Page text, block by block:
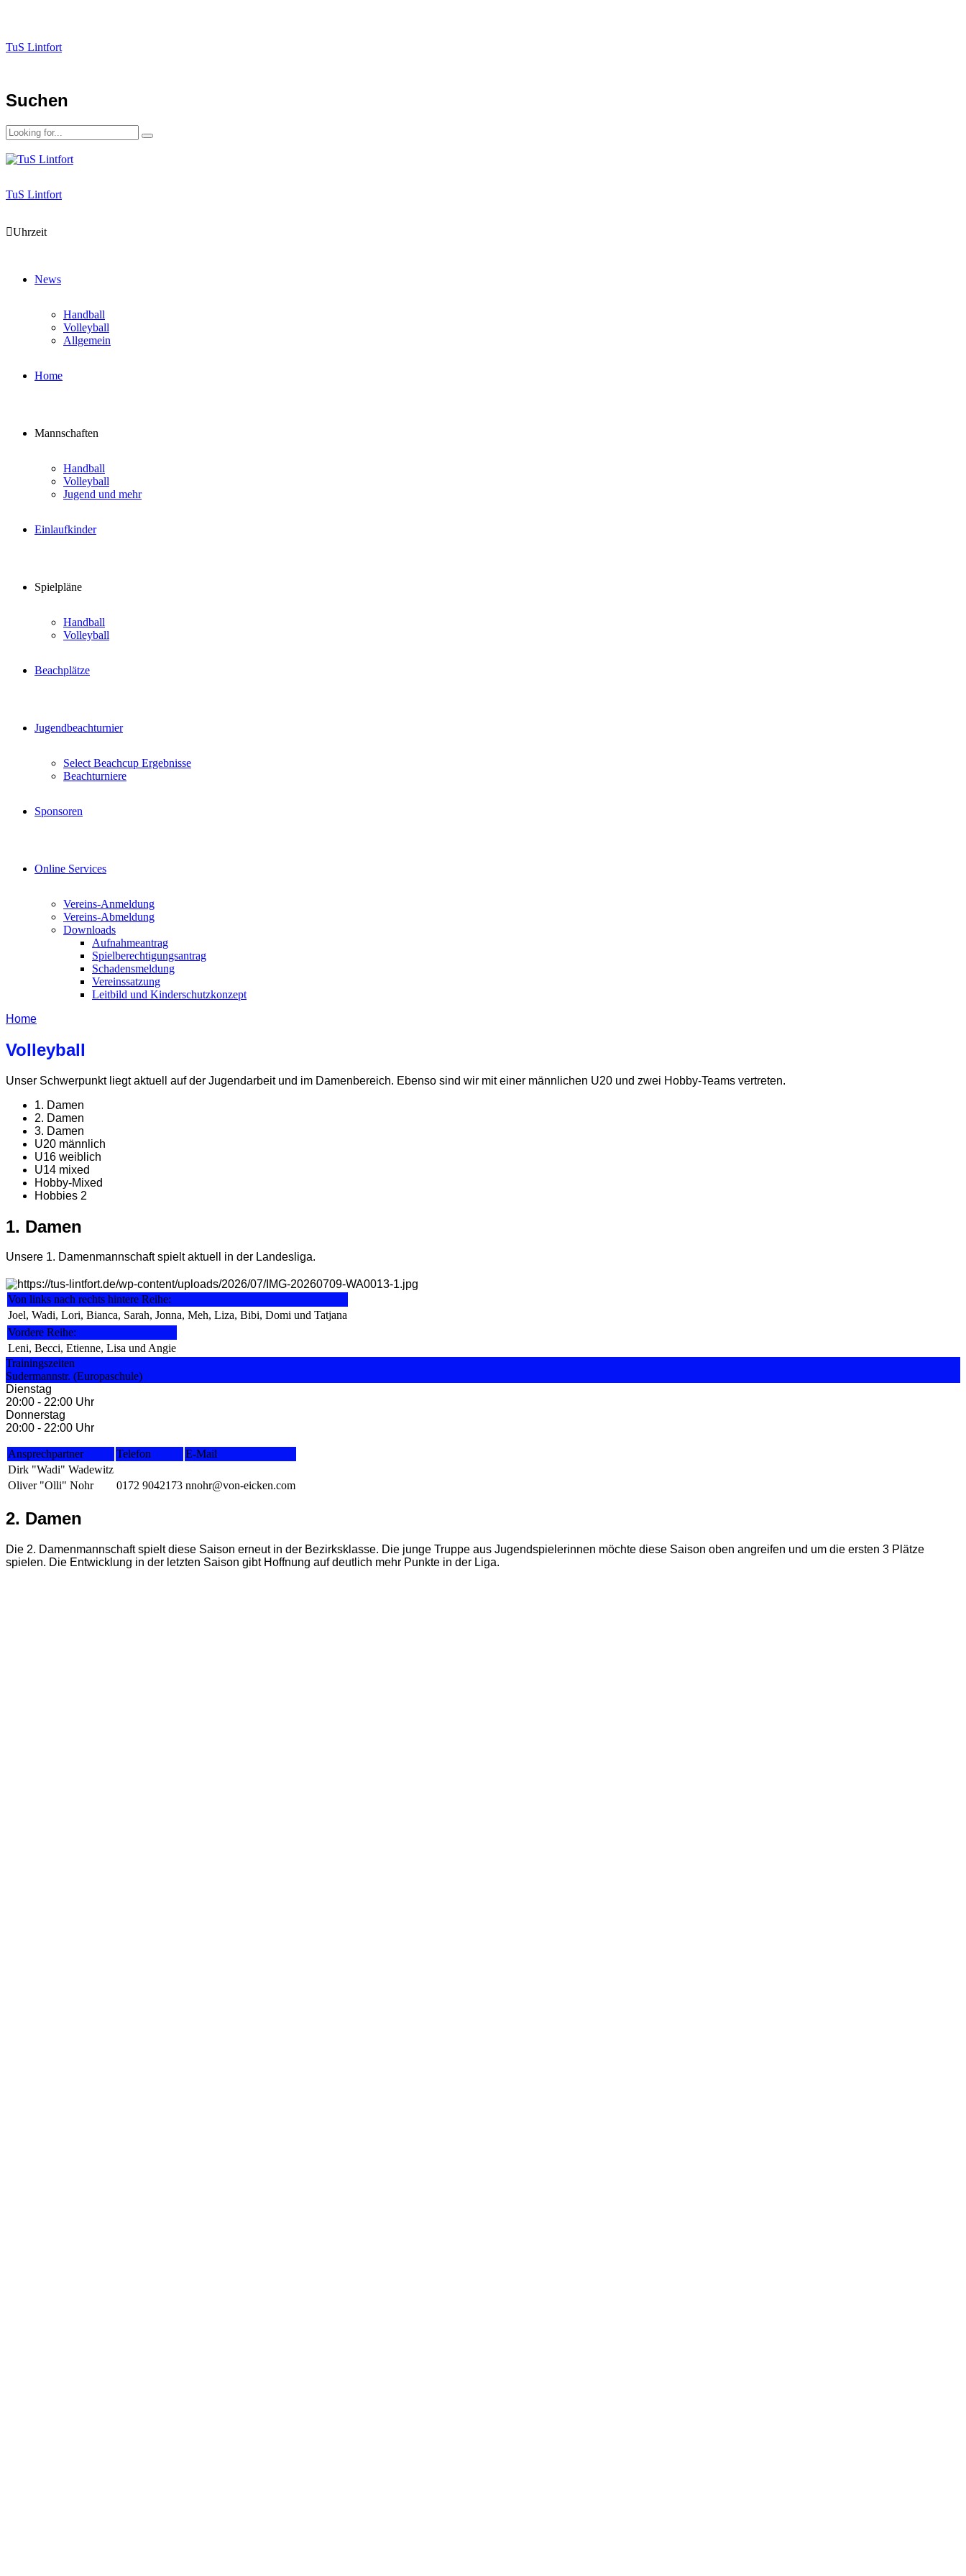
TuS Lintfort
Suchen
TuS Lintfort
Uhrzeit
News
Handball
Volleyball
Allgemein
Home
Mannschaften
Handball
Volleyball
Jugend und mehr
Einlaufkinder
Spielpläne
Handball
Volleyball
Beachplätze
Jugendbeachturnier
Select Beachcup Ergebnisse
Beachturniere
Sponsoren
Online Services
Vereins-Anmeldung
Vereins-Abmeldung
Downloads
Aufnahmeantrag
Spielberechtigungsantrag
Schadensmeldung
Vereinssatzung
Leitbild und Kinderschutzkonzept
Home
Volleyball
Unser Schwerpunkt liegt aktuell auf der Jugendarbeit und im Damenbereich. Ebenso sind wir mit einer männlichen U20 und zwei Hobby-Teams vertreten.
1. Damen
2. Damen
3. Damen
U20 männlich
U16 weiblich
U14 mixed
Hobby-Mixed
Hobbies 2
1. Damen
Unsere 1. Damenmannschaft spielt aktuell in der Landesliga.
Von links nach rechts hintere Reihe:
Joel, Wadi, Lori, Bianca, Sarah, Jonna, Meh, Liza, Bibi, Domi und Tatjana
Vordere Reihe:
Leni, Becci, Etienne, Lisa und Angie
Trainingszeiten
Sudermannstr. (Europaschule)
Dienstag
20:00 - 22:00 Uhr
Donnerstag
20:00 - 22:00 Uhr
Ansprechpartner Telefon
E-Mail
Dirk "Wadi" Wadewitz
Oliver "Olli" Nohr
0172 9042173 nnohr@von-eicken.com
2. Damen
Die 2. Damenmannschaft spielt diese Saison erneut in der Bezirksklasse. Die junge Truppe aus Jugendspielerinnen möchte diese Saison oben angreifen und um die ersten 3 Plätze
spielen. Die Entwicklung in der letzten Saison gibt Hoffnung auf deutlich mehr Punkte in der Liga.